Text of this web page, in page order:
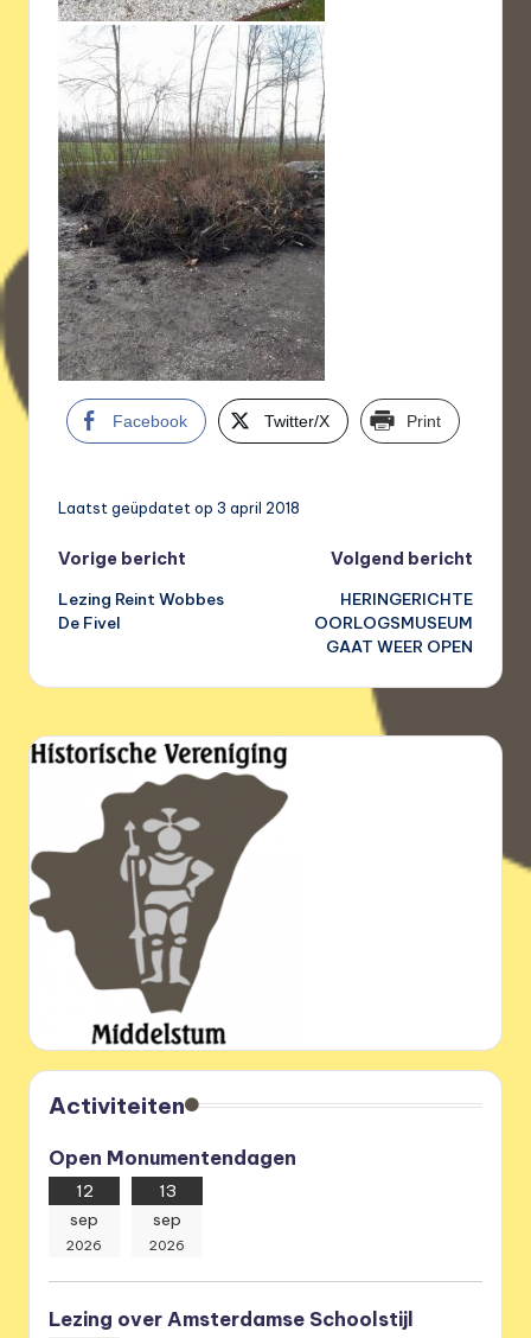
Facebook Twitter/X Print
Laatst geüpdatet op 3 april 2018
Bericht
navigatie
Vorige bericht
Lezing Reint Wobbes
De Fivel
Volgend bericht
HERINGERICHTE
OORLOGSMUSEUM
GAAT WEER OPEN
Activiteiten
Open Monumentendagen
12
sep
2026
13
sep
2026
Lezing over Amsterdamse Schoolstijl